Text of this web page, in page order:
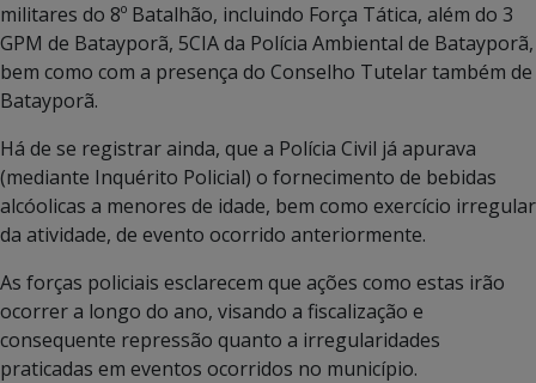
militares do 8º Batalhão, incluindo Força Tática, além do 3
GPM de Batayporã, 5CIA da Polícia Ambiental de Batayporã,
bem como com a presença do Conselho Tutelar também de
Batayporã.
Há de se registrar ainda, que a Polícia Civil já apurava
(mediante Inquérito Policial) o fornecimento de bebidas
alcóolicas a menores de idade, bem como exercício irregular
da atividade, de evento ocorrido anteriormente.
As forças policiais esclarecem que ações como estas irão
ocorrer a longo do ano, visando a fiscalização e
consequente repressão quanto a irregularidades
praticadas em eventos ocorridos no município.